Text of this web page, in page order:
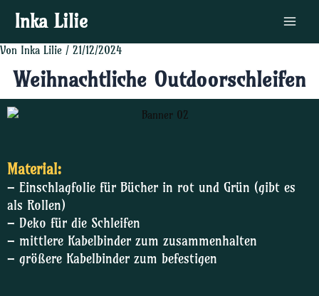
Inhalt
springen
Inka Lilie
Main
Menu
Weihnachtliche Outdoorschleifen
Von Inka Lilie / 21/12/2024
Material:
– Einschlagfolie für Bücher in rot und Grün (gibt es
als Rollen)
– Deko für die Schleifen
– mittlere Kabelbinder zum zusammenhalten
– größere Kabelbinder zum befestigen
navigation